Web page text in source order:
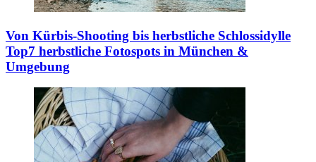
Von Kürbis-Shooting bis herbstliche Schlossidylle
Top7 herbstliche Fotospots in München &
Umgebung